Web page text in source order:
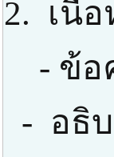
2. เนื้
- ข้อ
- อธิบ